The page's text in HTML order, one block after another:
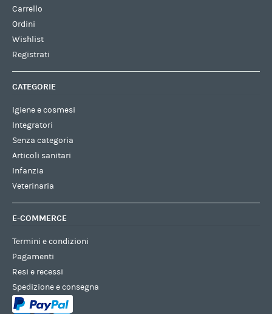
Carrello
Ordini
Wishlist
Registrati
CATEGORIE
Igiene e cosmesi
Integratori
Senza categoria
Articoli sanitari
Infanzia
Veterinaria
E-COMMERCE
Termini e condizioni
Pagamenti
Resi e recessi
Spedizione e consegna